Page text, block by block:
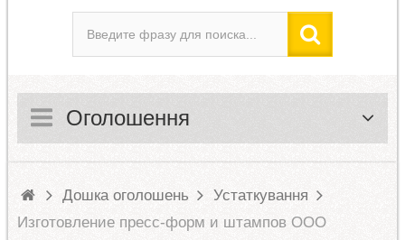
Оголошення
Дошка оголошень
Устаткування
Изготовление пресс-форм и штампов ООО